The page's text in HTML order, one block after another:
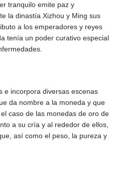
tranquilo emite paz y
la dinastía Xizhou y Ming sus
a los emperadores y reyes
tenía un poder curativo especial
e incorpora diversas escenas
da nombre a la moneda y que
caso de las monedas de oro de
a su cría y al rededor de ellos,
así como el peso, la pureza y